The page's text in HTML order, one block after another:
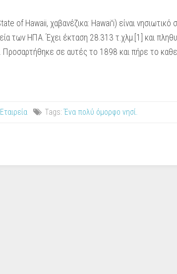
of Hawaii, χαβανέζικα: Hawaiʻi) είναι
των ΗΠΑ. Έχει έκταση 28.313 τ.χλμ.[1] και
Προσαρτήθηκε σε αυτές το 1898 και πήρε το
Tags:Ένα πολύ όμορφο νησί.